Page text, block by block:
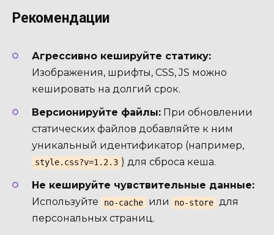
Рекомендации
Агрессивно кешируйте статику:
Изображения, шрифты, CSS, JS можно
кешировать на долгий срок.
Версионируйте файлы: При обновлении
статических файлов добавляйте к ним
уникальный идентификатор (например,
style.css?v=1.2.3 ) для сброса кеша.
Не кешируйте чувствительные данные:
Используйте
no-cache или no-store для
персональных страниц.